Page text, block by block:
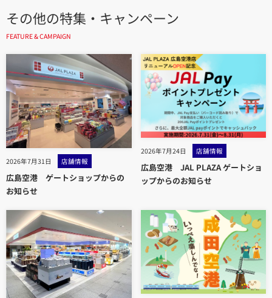
その他の特集・キャンペーン
FEATURE & CAMPAIGN
2026年7月31日 店舗情報
広島空港 ゲートショップからの
お知らせ
2026年7月24日 店舗情報
広島空港 JAL PLAZA ゲートショ
ップからのお知らせ